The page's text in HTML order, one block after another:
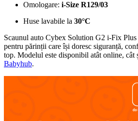
Omologare: i-Size R129/03
Huse lavabile la 30°C
Scaunul auto Cybex Solution G2 i-Fix Plus
pentru părinții care își doresc siguranță,
top. Modelul este disponibil atât online, cât
Babyhub.